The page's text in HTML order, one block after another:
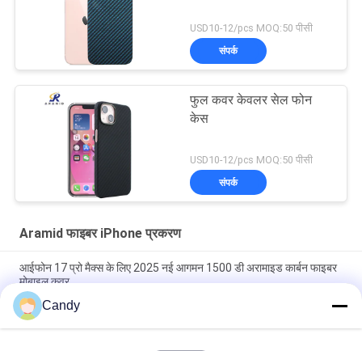
USD10-12/pcs MOQ:50 पीसी
संपर्क
फुल कवर केवलर सेल फोन
केस
USD10-12/pcs MOQ:50 पीसी
संपर्क
Aramid फाइबर iPhone प्रकरण
आईफोन 17 प्रो मैक्स के लिए 2025 नई आगमन 1500 डी अरामाइड कार्बन फाइबर
मोबाइल कवर
iPhone 17 Pro Max के लिए मेटल फ्रेम के साथ प्रीमियम एरामिड कार्बन फाइबर
मोबाइल कवर
Candy